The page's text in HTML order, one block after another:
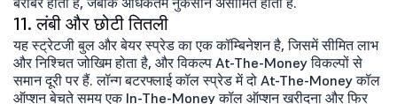
11. लंबी और छोटी तितली
यह स्ट्रेटजी बुल और बेयर स्प्रेड का एक कॉम्बिनेशन है, जिसमें सीमित लाभ
और निश्चित जोखिम होता है, और विकल्प At-The-Money विकल्पों से
समान दूरी पर हैं. लॉन्ग बटरफ्लाई कॉल स्प्रेड में दो At-The-Money कॉल
ऑप्शन बेचते समय एक In-The-Money कॉल ऑप्शन खरीदना और फिर